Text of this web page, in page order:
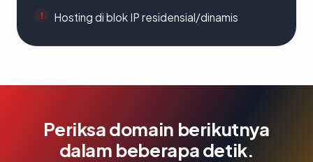
Hosting di blok IP residensial/dinamis
Periksa domain berikutnya
dalam beberapa detik.